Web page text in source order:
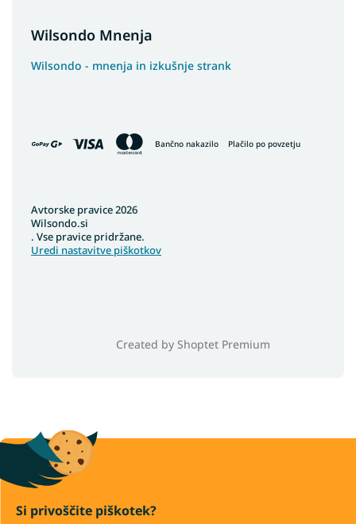
Si privoščite piškotek?
Wilsondo Mnenja
Wilsondo - mnenja in izkušnje strank
Bančno nakazilo Plačilo po povzetju
Created by Shoptet Premium
Avtorske pravice 2026
Wilsondo.si
. Vse pravice pridržane.
Uredi nastavitve piškotkov